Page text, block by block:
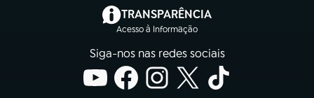
TRANSPARÊNCIA
Acesso à Informação
(abre em nova aba)
Siga-nos nas redes sociais